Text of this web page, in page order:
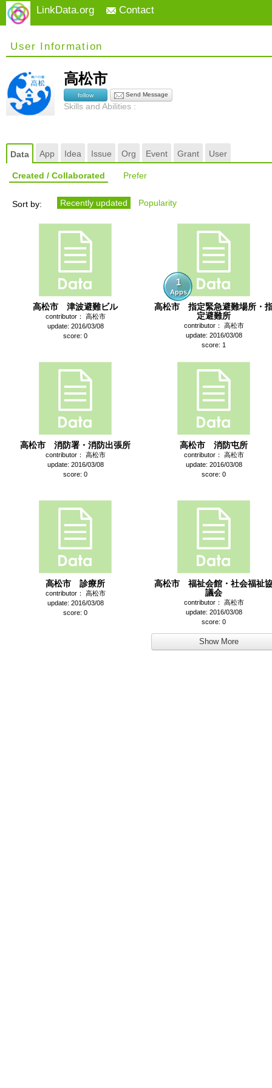
LinkData.org Contact
User Information
高松市
follow Send Message
Skills and Abilities :
Data App Idea Issue Org Event Grant User
Created / Collaborated Prefer
Sort by: Recently updated Popularity
高松市 津波避難ビル
contributor： 高松市
update: 2016/03/08
score: 0
1
Apps
高松市 指定緊急避難場所・
定避難所
contributor： 高松市
update: 2016/03/08
score: 1
高松市 消防署・消防出張所
contributor： 高松市
update: 2016/03/08
score: 0
高松市 消防屯所
contributor： 高松市
update: 2016/03/08
score: 0
高松市 診療所
contributor： 高松市
update: 2016/03/08
score: 0
高松市 福祉会館・社会福祉
議会
contributor： 高松市
update: 2016/03/08
score: 0
Show More